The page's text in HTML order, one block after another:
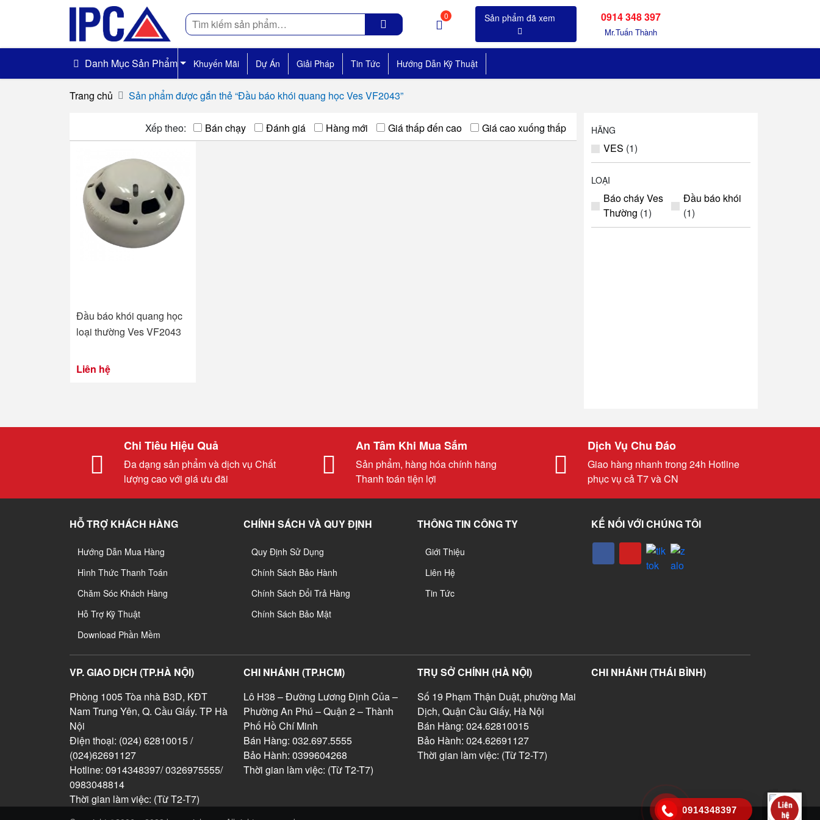
Tìm
kiếm
0 0914 348 397
Mr.Tuấn Thành
Danh Mục Sản Phẩm Khuyến Mãi Dự Án Giải Pháp Tin Tức Hướng Dẫn Kỹ Thuật
Trang chủ Sản phẩm được gắn thẻ “Đầu báo khói quang học Ves VF2043”
Xếp theo: Bán chạy Đánh giá Hàng mới Giá thấp đến cao Giá cao xuống thấp
Đầu báo khói quang học
loại thường Ves VF2043
Liên hệ
HÃNG
VES (1)
LOẠI
Báo cháy Ves
Thường (1)
Đầu báo khói
(1)
Chi Tiêu Hiệu Quả
Đa dạng sản phẩm và dịch vụ Chất
lượng cao với giá ưu đãi
An Tâm Khi Mua Sắm
Sản phẩm, hàng hóa chính hãng
Thanh toán tiện lợi
Dịch Vụ Chu Đáo
Giao hàng nhanh trong 24h Hotline
phục vụ cả T7 và CN
HỖ TRỢ KHÁCH HÀNG
Hướng Dẫn Mua Hàng
Hình Thức Thanh Toán
Chăm Sóc Khách Hàng
Hỗ Trợ Kỹ Thuật
Download Phần Mềm
CHÍNH SÁCH VÀ QUY ĐỊNH
Quy Định Sử Dụng
Chính Sách Bảo Hành
Chính Sách Đổi Trả Hàng
Chính Sách Bảo Mật
THÔNG TIN CÔNG TY
Giới Thiệu
Liên Hệ
Tin Tức
KẾ NỐI VỚI CHÚNG TÔI
VP. GIAO DỊCH (TP.HÀ NỘI)
Phòng 1005 Tòa nhà B3D, KĐT
Nam Trung Yên, Q. Cầu Giấy. TP Hà
Nội
Điện thoại: (024) 62810015 /
(024)62691127
Hotline: 0914348397/ 0326975555/
0983048814
Thời gian làm việc: (Từ T2-T7)
CHI NHÁNH (TP.HCM)
Lô H38 – Đường Lương Định Của –
Phường An Phú – Quận 2 – Thành
Phố Hồ Chí Minh
Bán Hàng: 032.697.5555
Bảo Hành: 0399604268
Thời gian làm việc: (Từ T2-T7)
TRỤ SỞ CHÍNH (HÀ NỘI)
Số 19 Phạm Thận Duật, phường Mai
Dịch, Quận Cầu Giấy, Hà Nội
Bán Hàng: 024.62810015
Bảo Hành: 024.62691127
Thời gian làm việc: (Từ T2-T7)
CHI NHÁNH (THÁI BÌNH)
0914348397